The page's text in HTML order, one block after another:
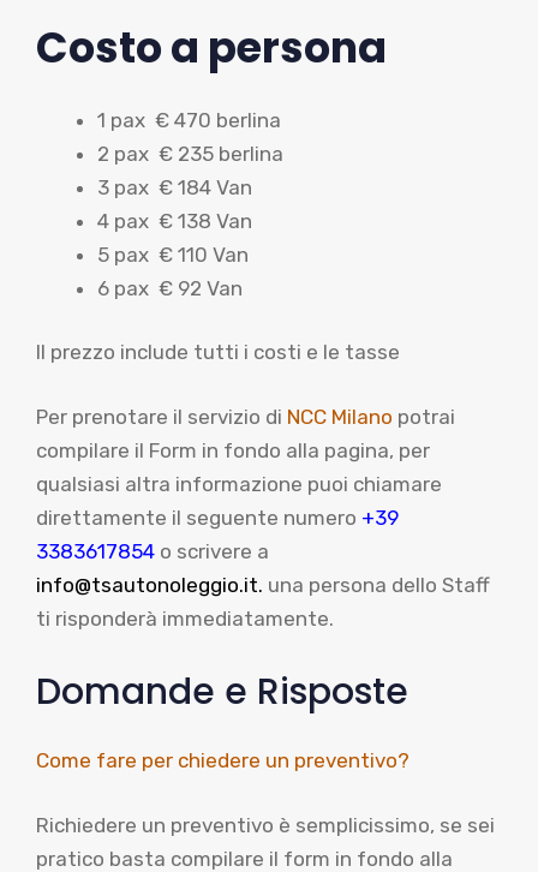
Costo a persona
1 pax € 470 berlina
2 pax € 235 berlina
3 pax € 184 Van
4 pax € 138 Van
5 pax € 110 Van
6 pax € 92 Van
Il prezzo include tutti i costi e le tasse
Per prenotare il servizio di NCC Milano potrai
compilare il Form in fondo alla pagina, per
qualsiasi altra informazione puoi chiamare
direttamente il seguente numero +39
3383617854 o scrivere a
info@tsautonoleggio.it. una persona dello Staff
ti risponderà immediatamente.
Domande e Risposte
Come fare per chiedere un preventivo?
Richiedere un preventivo è semplicissimo, se sei
pratico basta compilare il form in fondo alla